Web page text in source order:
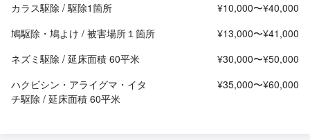
カラス駆除 / 駆除1箇所
¥10,000〜¥40,000
鳩駆除・鳩よけ / 被害場所１箇所
¥13,000〜¥41,000
ネズミ駆除 / 延床面積 60平米
¥30,000〜¥50,000
ハクビシン・アライグマ・イタ
チ駆除 / 延床面積 60平米
¥35,000〜¥60,000